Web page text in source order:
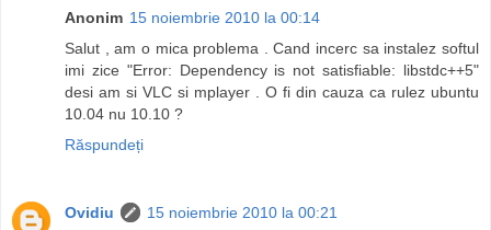
Anonim 15 noiembrie 2010 la 00:14
Salut , am o mica problema . Cand incerc sa instalez softul
imi zice "Error: Dependency is not satisfiable: libstdc++5"
desi am si VLC si mplayer . O fi din cauza ca rulez ubuntu
10.04 nu 10.10 ?
Răspundeți
Ovidiu
15 noiembrie 2010 la 00:21